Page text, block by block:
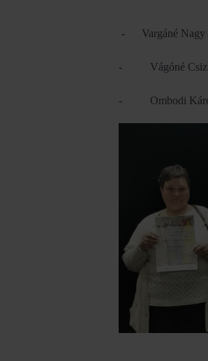
- Vargáné Nagy
- Vágóné
- Ombodi Károly